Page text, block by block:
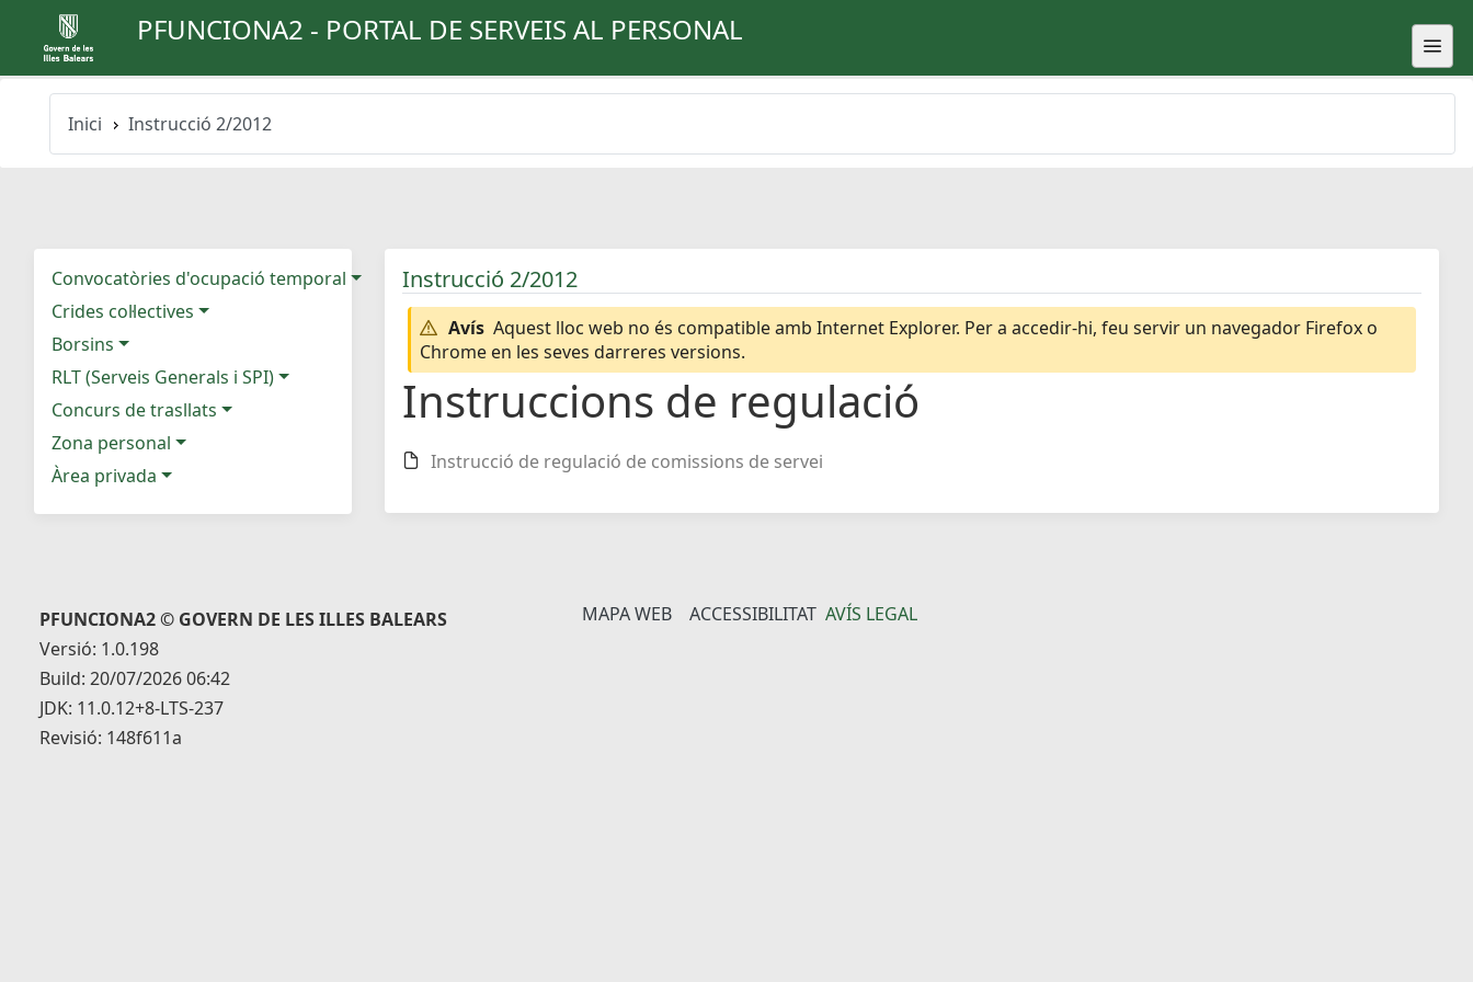
PFUNCIONA2 - PORTAL DE SERVEIS AL PERSONAL
Inici Instrucció 2/2012
Convocatòries d'ocupació temporal
Crides col·lectives
Borsins
RLT (Serveis Generals i SPI)
Concurs de trasllats
Zona personal
Àrea privada
Instrucció 2/2012
Avís Aquest lloc web no és compatible amb Internet Explorer. Per a accedir-hi, feu servir un navegador Firefox o
Chrome en les seves darreres versions.
Instruccions de regulació
Instrucció de regulació de comissions de servei
PFUNCIONA2 © GOVERN DE LES ILLES BALEARS
Versió: 1.0.198
Build: 20/07/2026 06:42
JDK: 11.0.12+8-LTS-237
Revisió: 148f611a
MAPA WEB ACCESSIBILITAT AVÍS LEGAL